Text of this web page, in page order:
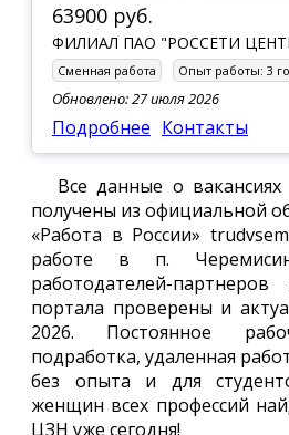
63900 руб.
ФИЛИАЛ ПАО "РОССЕТИ
Сменная работа Опыт работы: 3
Обновлено: 27 июля 2026
Подробнее Контакты
Все данные о вакансиях
получены из официальной
«Работа в России»
работе в п.
работодателей-
портала проверены и
2026. Постоянное
подработка, удаленная
без опыта и для
женщин всех профессий
ЦЗН уже сегодня!